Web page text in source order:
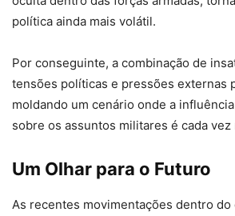
política ainda mais volátil.
Por conseguinte, a combinação de
tensões políticas e pressões externas
moldando um cenário onde a
sobre os assuntos militares é cada vez
Um Olhar para o Futuro
As recentes movimentações dentro